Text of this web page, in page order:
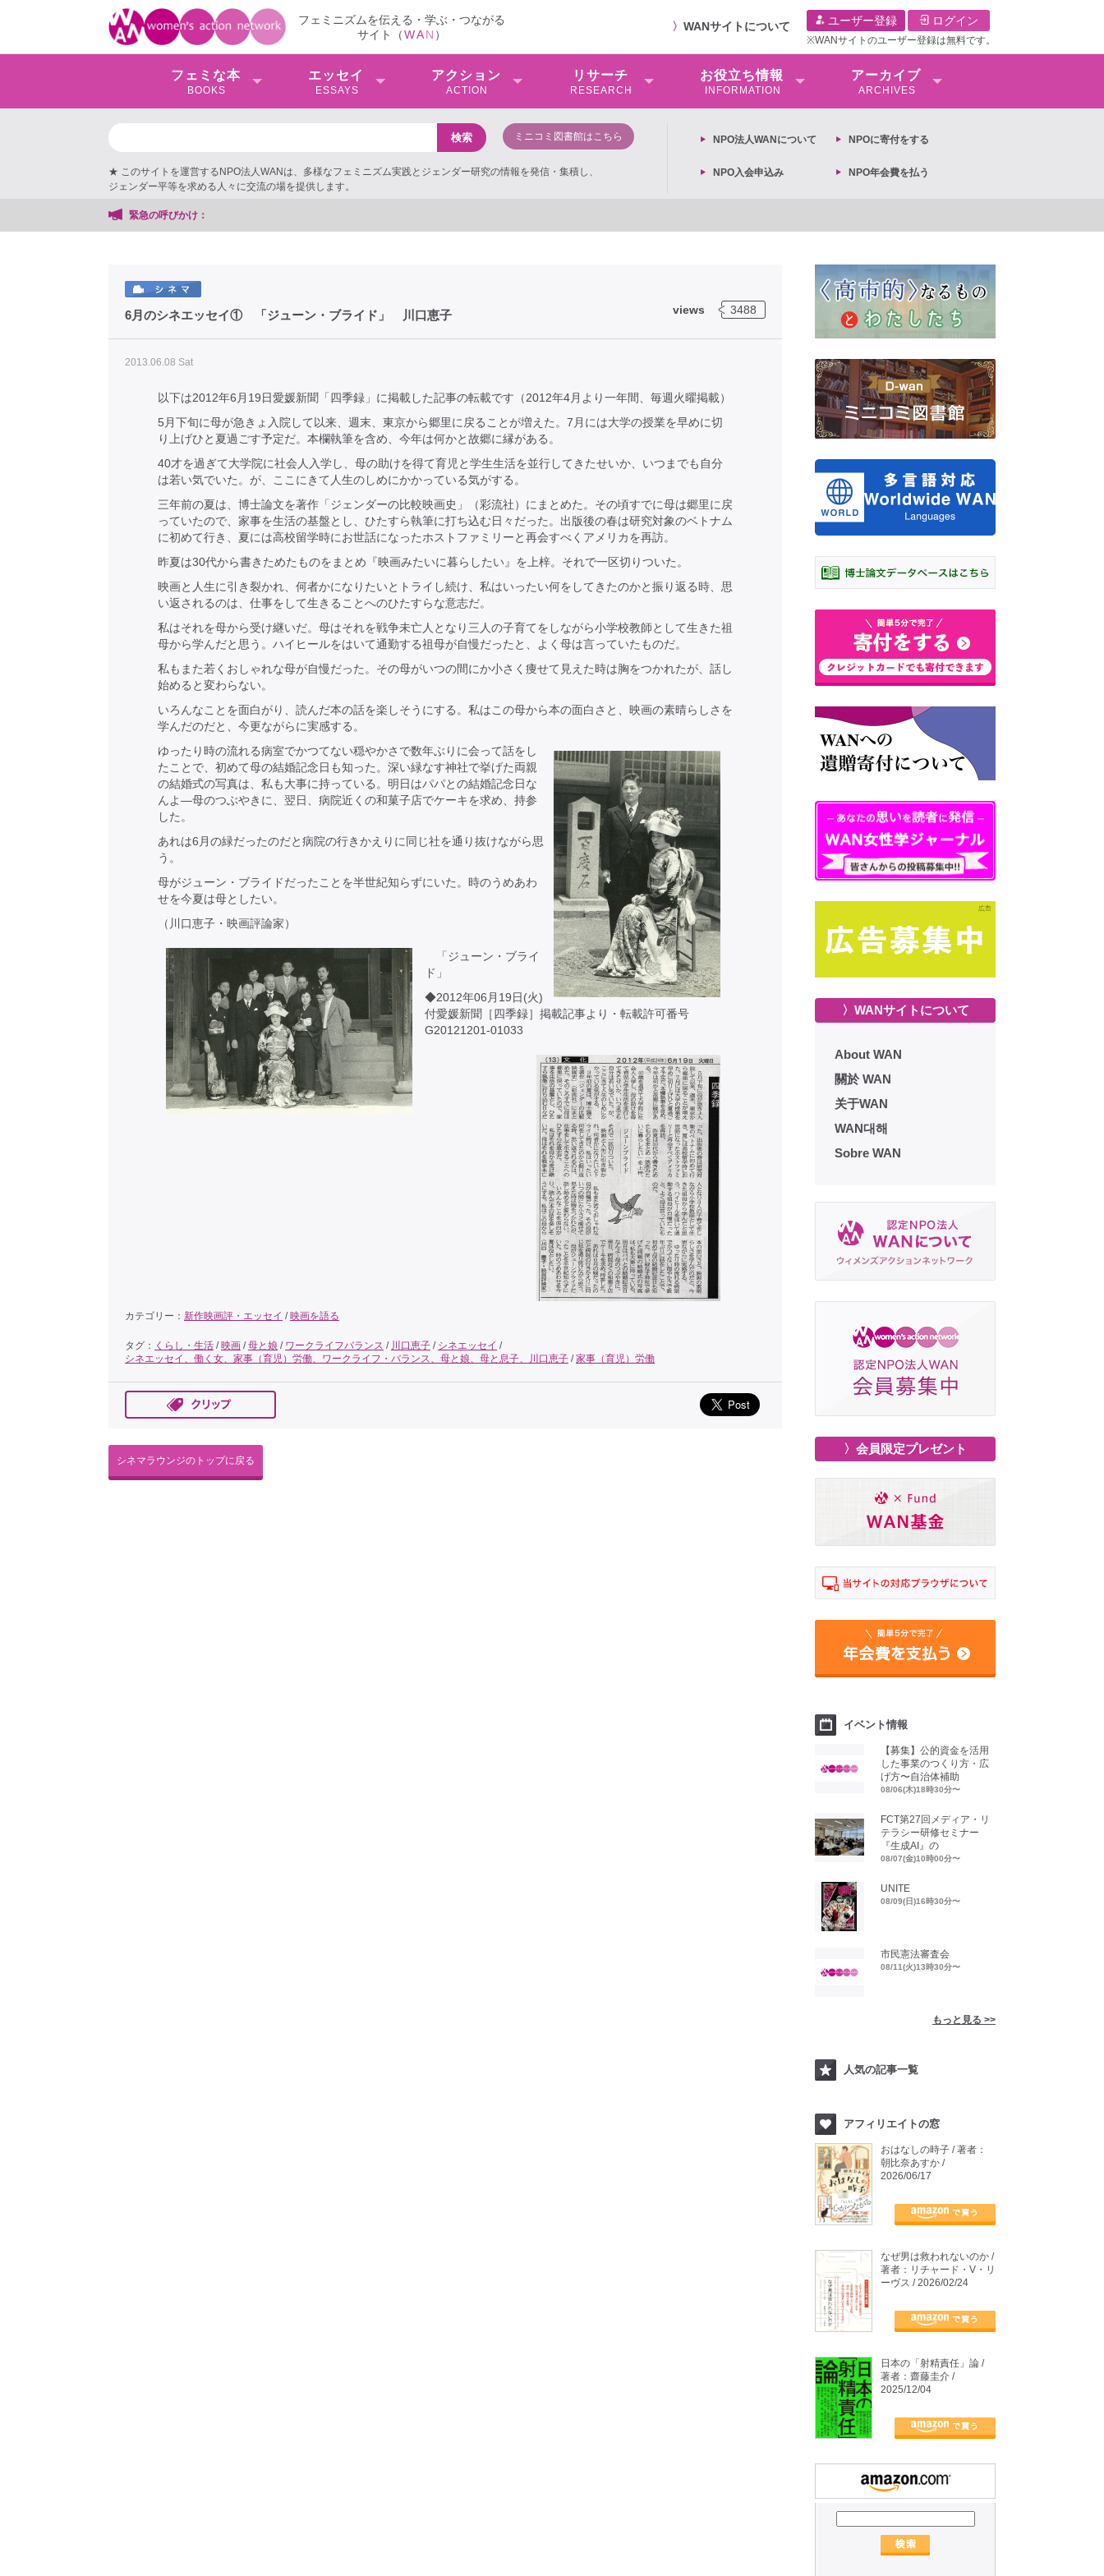
フェミニズムを伝える・学ぶ・つながる
サイト（WAN ）
〉 WANサイトについて ユーザー登録 ログイン
※WANサイトのユーザー登録は無料です。
フェミな本
BOOKS
エッセイ
ESSAYS
アクション
ACTION
リサーチ
RESEARCH
お役⽴ち情報
INFORMATION
アーカイブ
ARCHIVES
ミニコミ図書館はこちら
★ このサイトを運営するNPO法人WANは、多様なフェミニズム実践とジェンダー研究の情報を発信・集積し、
ジェンダー平等を求める人々に交流の場を提供します。
NPO法⼈WANについて NPOに寄付をする
NPO入会申込み NPO年会費を払う
緊急の呼びかけ：
views 3488
6月のシネエッセイ① 「ジューン・ブライド」 川口恵子
2013.06.08 Sat
以下は2012年6月19日愛媛新聞「四季録」に掲載した記事の転載です（2012年4月より一年間、毎週火曜掲載）
5月下旬に母が急きょ入院して以来、週末、東京から郷里に戻ることが増えた。7月には大学の授業を早めに切
り上げひと夏過ごす予定だ。本欄執筆を含め、今年は何かと故郷に縁がある。
40才を過ぎて大学院に社会人入学し、母の助けを得て育児と学生生活を並行してきたせいか、いつまでも自分
は若い気でいた。が、ここにきて人生のしめにかかっている気がする。
三年前の夏は、博士論文を著作「ジェンダーの比較映画史」（彩流社）にまとめた。その頃すでに母は郷里に戻
っていたので、家事を生活の基盤とし、ひたすら執筆に打ち込む日々だった。出版後の春は研究対象のベトナム
に初めて行き、夏には高校留学時にお世話になったホストファミリーと再会すべくアメリカを再訪。
昨夏は30代から書きためたものをまとめ『映画みたいに暮らしたい』を上梓。それで一区切りついた。
映画と人生に引き裂かれ、何者かになりたいとトライし続け、私はいったい何をしてきたのかと振り返る時、思
い返されるのは、仕事をして生きることへのひたすらな意志だ。
私はそれを母から受け継いだ。母はそれを戦争未亡人となり三人の子育てをしながら小学校教師として生きた祖
母から学んだと思う。ハイヒールをはいて通勤する祖母が自慢だったと、よく母は言っていたものだ。
私もまた若くおしゃれな母が自慢だった。その母がいつの間にか小さく痩せて見えた時は胸をつかれたが、話し
始めると変わらない。
いろんなことを面白がり、読んだ本の話を楽しそうにする。私はこの母から本の面白さと、映画の素晴らしさを
学んだのだと、今更ながらに実感する。
ゆったり時の流れる病室でかつてない穏やかさで数年ぶりに会って話をし
たことで、初めて母の結婚記念日も知った。深い緑なす神社で挙げた両親
の結婚式の写真は、私も大事に持っている。明日はパパとの結婚記念日な
んよ―母のつぶやきに、翌日、病院近くの和菓子店でケーキを求め、持参
した。
あれは6月の緑だったのだと病院の行きかえりに同じ社を通り抜けながら思
う。
母がジューン・ブライドだったことを半世紀知らずにいた。時のうめあわ
せを今夏は母としたい。
（川口恵子・映画評論家）
「ジューン・ブライ
ド」
◆2012年06月19日(火)
付愛媛新聞［四季録］掲載記事より・転載許可番号
G20121201-01033
カテゴリー： 新作映画評・エッセイ /映画を語る
タグ： くらし・生活 /映画 /母と娘 / ワークライフバランス / 川口恵子 / シネエッセイ /
シネエッセイ、働く女、家事（育児）労働、ワークライフ・バランス、母と娘、母と息子、川口恵子 /家事（育児）労働
シネマラウンジのトップに戻る
〉WANサイトについて
About WAN
關於 WAN
关于WAN
WAN대해
Sobre WAN
〉会員限定プレゼント
イベント情報
【募集】公的資金を活用
した事業のつくり方・広
げ方〜自治体補助
08/06(木)18時30分〜
FCT第27回メディア・リ
テラシー研修セミナー
『生成AI』の
08/07(金)10時00分〜
UNITE
08/09(日)16時30分〜
市民憲法審査会
08/11(火)13時30分〜
もっと見る >>
人気の記事一覧
アフィリエイトの窓
おはなしの時子 / 著者：
朝比奈あすか /
2026/06/17
なぜ男は救われないのか /
著者：リチャード・V・リ
ーヴス / 2026/02/24
日本の「射精責任」論 /
著者：齋藤圭介 /
2025/12/04